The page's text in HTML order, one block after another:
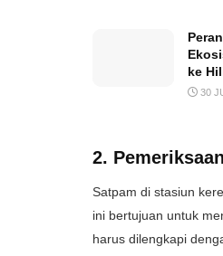
ke
30
2.
Satpam di stasiun
ini bertujuan untuk
harus dilengkapi